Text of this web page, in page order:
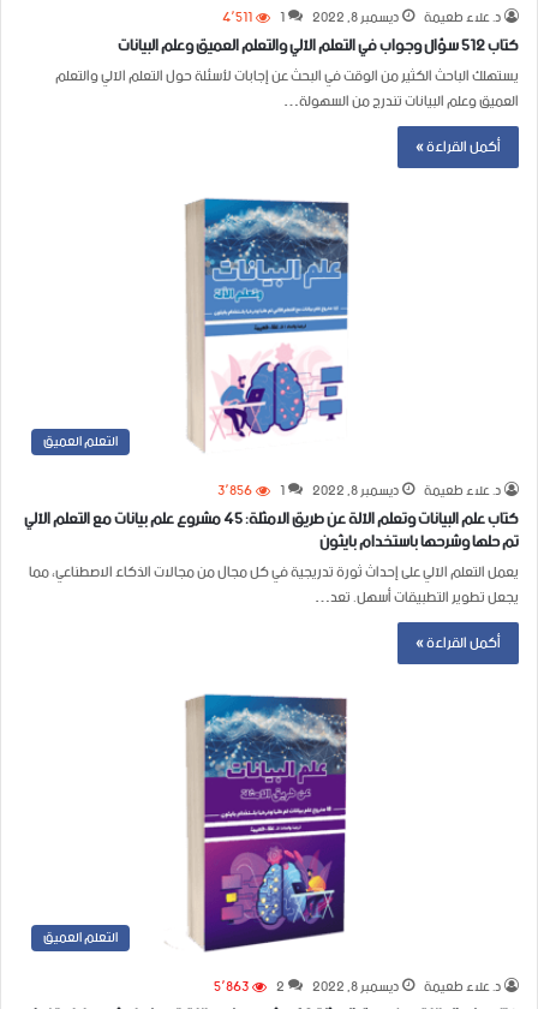
د. علاء طعيمة
ديسمبر 8, 2022 1 4٬511
كتاب 512 سؤال وجواب في التعلم الآلي والتعلم العميق وعلم البيانات
يستهلك الباحث الكثير من الوقت في البحث عن إجابات لأسئلة حول التعلم الآلي والتعلم
العميق وعلم البيانات تندرج من السهولة…
أكمل القراءة »
التعلم العميق
د. علاء طعيمة
ديسمبر 8, 2022 1 3٬856
كتاب علم البيانات وتعلم الآلة عن طريق الامثلة: 45 مشروع علم بيانات مع التعلم الآلي
تم حلها وشرحها باستخدام بايثون
يعمل التعلم الآلي على إحداث ثورة تدريجية في كل مجال من مجالات الذكاء الاصطناعي، مما
يجعل تطوير التطبيقات أسهل. تعد…
أكمل القراءة »
التعلم العميق
د. علاء طعيمة
ديسمبر 8, 2022 2 5٬863